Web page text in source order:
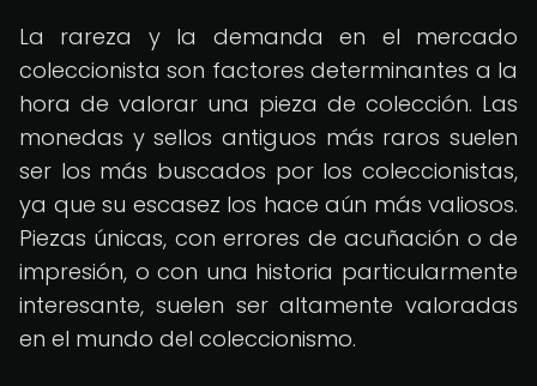
La rareza y la demanda en el mercado
coleccionista son factores determinantes a la
hora de valorar una pieza de colección. Las
monedas y sellos antiguos más raros suelen
ser los más buscados por los coleccionistas,
ya que su escasez los hace aún más valiosos.
Piezas únicas, con errores de acuñación o de
impresión, o con una historia particularmente
interesante, suelen ser altamente valoradas
en el mundo del coleccionismo.